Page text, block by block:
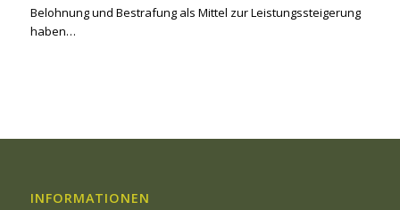
Belohnung und Bestrafung als Mittel zur Leistungssteigerung
haben…
INFORMATIONEN